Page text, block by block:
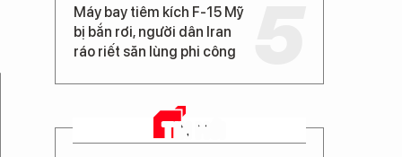
Máy bay tiêm kích F-15 Mỹ
bị bắn rơi, người dân Iran
ráo riết săn lùng phi công
TIN MỚI